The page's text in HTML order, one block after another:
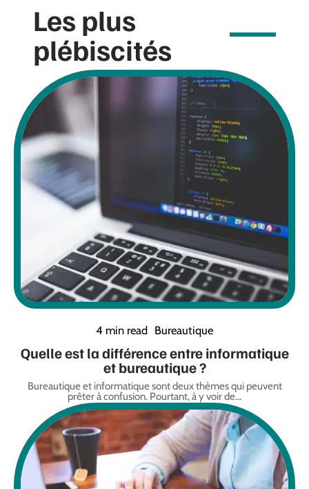
Les plus
plébiscités
4 min read Bureautique
Quelle est la différence entre informatique
et bureautique ?
Bureautique et informatique sont deux thèmes qui peuvent
prêter à confusion. Pourtant, à y voir de…